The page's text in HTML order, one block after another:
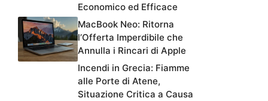
Economico ed Efficace
MacBook Neo: Ritorna
l’Offerta Imperdibile che
Annulla i Rincari di Apple
Incendi in Grecia: Fiamme
alle Porte di Atene,
Situazione Critica a Causa